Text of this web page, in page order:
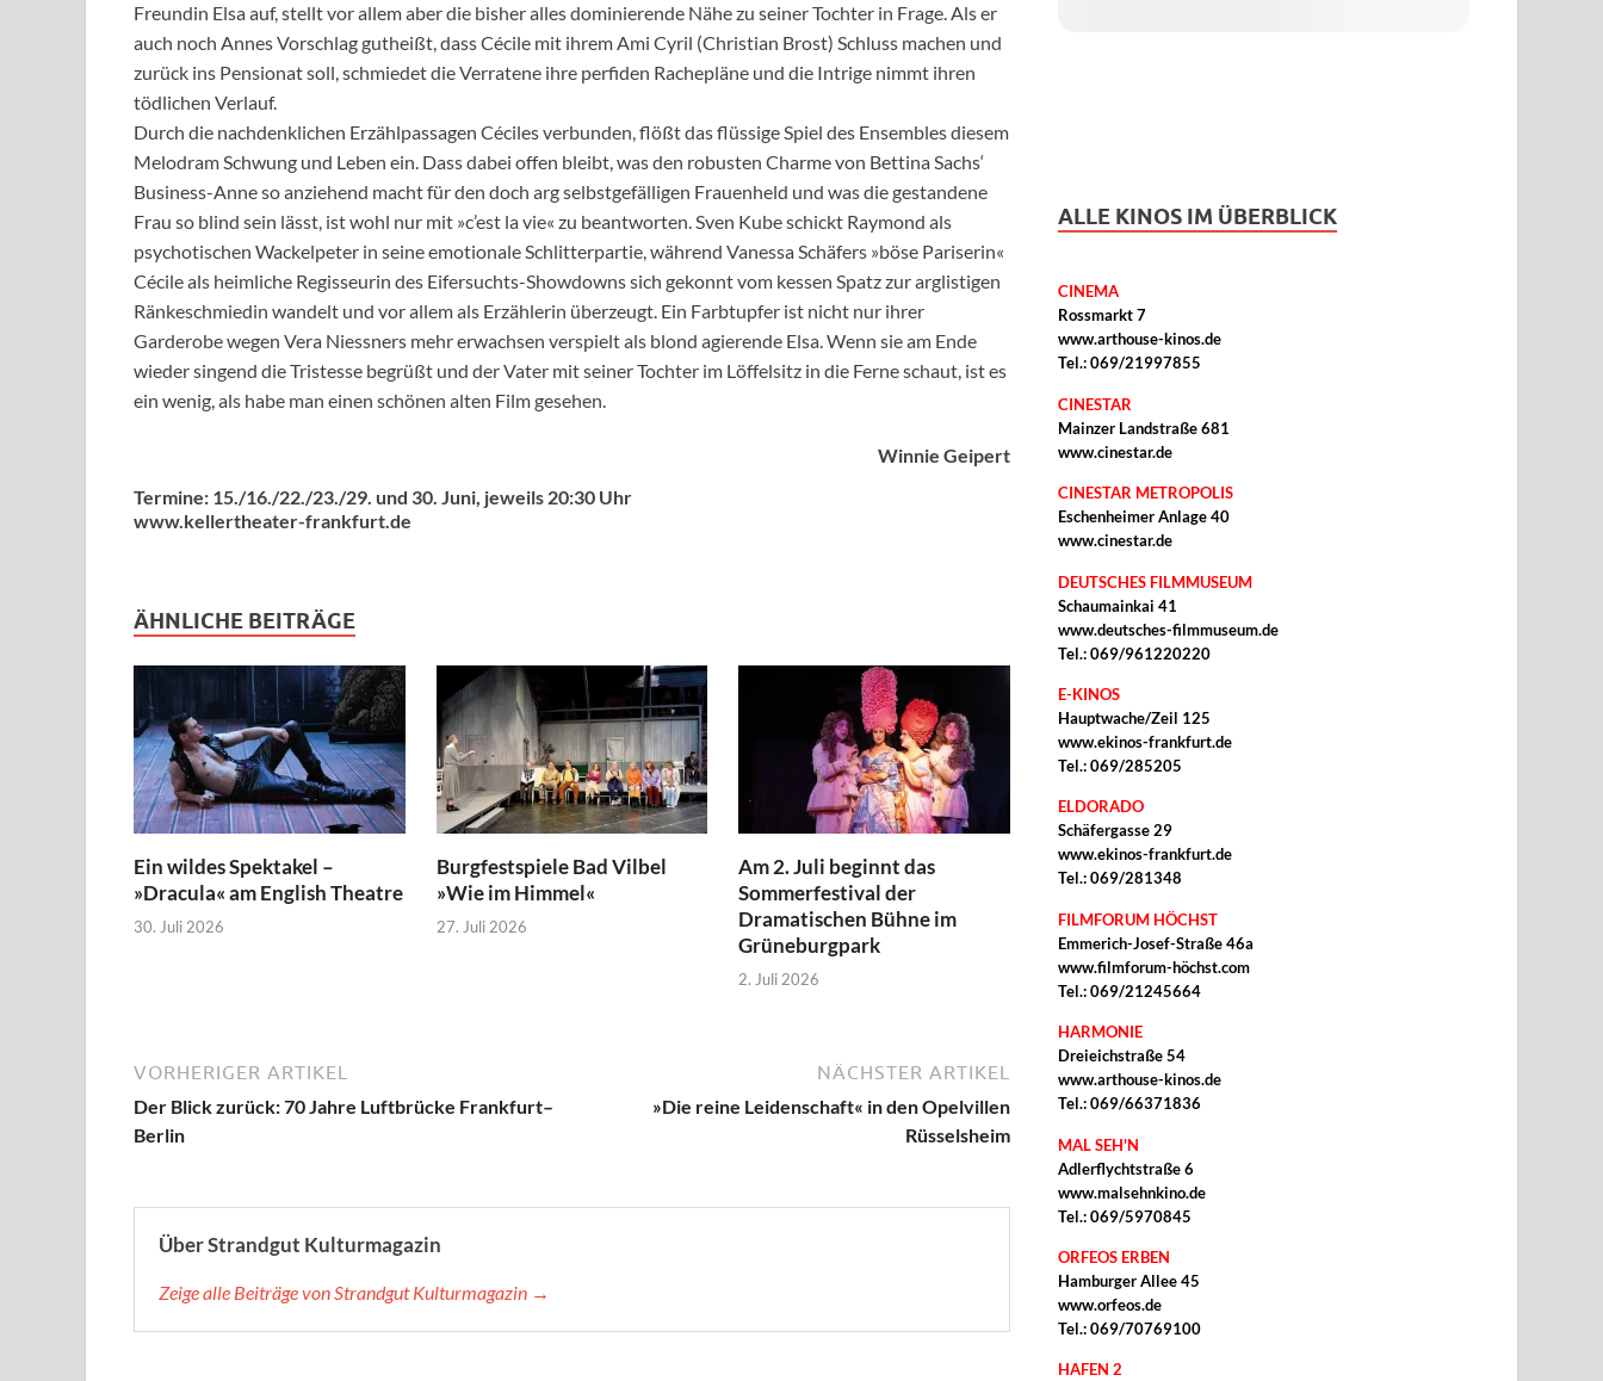
Freundin Elsa auf, stellt vor allem aber die bisher alles dominierende Nähe zu seiner Tochter in Frage. Als er
auch noch Annes Vorschlag gutheißt, dass Cécile mit ihrem Ami Cyril (Christian Brost) Schluss machen und
zurück ins Pensionat soll, schmiedet die Verratene ihre perfiden Rachepläne und die Intrige nimmt ihren
tödlichen Verlauf.
Durch die nachdenklichen Erzählpassagen Céciles verbunden, flößt das flüssige Spiel des Ensembles diesem
Melodram Schwung und Leben ein. Dass dabei offen bleibt, was den robusten Charme von Bettina Sachs‘
Business-Anne so anziehend macht für den doch arg selbstgefälligen Frauenheld und was die gestandene
Frau so blind sein lässt, ist wohl nur mit »c’est la vie« zu beantworten. Sven Kube schickt Raymond als
psychotischen Wackelpeter in seine emotionale Schlitterpartie, während Vanessa Schäfers »böse Pariserin«
Cécile als heimliche Regisseurin des Eifersuchts-Showdowns sich gekonnt vom kessen Spatz zur arglistigen
Ränkeschmiedin wandelt und vor allem als Erzählerin überzeugt. Ein Farbtupfer ist nicht nur ihrer
Garderobe wegen Vera Niessners mehr erwachsen verspielt als blond agierende Elsa. Wenn sie am Ende
wieder singend die Tristesse begrüßt und der Vater mit seiner Tochter im Löffelsitz in die Ferne schaut, ist es
ein wenig, als habe man einen schönen alten Film gesehen.
Winnie Geipert
Termine: 15./16./22./23./29. und 30. Juni, jeweils 20:30 Uhr
www.kellertheater-frankfurt.de
ÄHNLICHE BEITRÄGE
Ein wildes Spektakel –
»Dracula« am English Theatre
30. Juli 2026
Burgfestspiele Bad Vilbel
»Wie im Himmel«
27. Juli 2026
Am 2. Juli beginnt das
Sommerfestival der
Dramatischen Bühne im
Grüneburgpark
2. Juli 2026
VORHERIGER ARTIKEL
Der Blick zurück: 70 Jahre Luftbrücke Frankfurt–
Berlin
NÄCHSTER ARTIKEL
»Die reine Leidenschaft« in den Opelvillen
Rüsselsheim
Über Strandgut Kulturmagazin
Zeige alle Beiträge von Strandgut Kulturmagazin →
ALLE KINOS IM ÜBERBLICK
CINEMA
Rossmarkt 7
www.arthouse-kinos.de
Tel.: 069/21997855
CINESTAR
Mainzer Landstraße 681
www.cinestar.de
CINESTAR METROPOLIS
Eschenheimer Anlage 40
www.cinestar.de
DEUTSCHES FILMMUSEUM
Schaumainkai 41
www.deutsches-filmmuseum.de
Tel.: 069/961220220
E-KINOS
Hauptwache/Zeil 125
www.ekinos-frankfurt.de
Tel.: 069/285205
ELDORADO
Schäfergasse 29
www.ekinos-frankfurt.de
Tel.: 069/281348
FILMFORUM HÖCHST
Emmerich-Josef-Straße 46a
www.filmforum-höchst.com
Tel.: 069/21245664
HARMONIE
Dreieichstraße 54
www.arthouse-kinos.de
Tel.: 069/66371836
MAL SEH'N
Adlerflychtstraße 6
www.malsehnkino.de
Tel.: 069/5970845
ORFEOS ERBEN
Hamburger Allee 45
www.orfeos.de
Tel.: 069/70769100
HAFEN 2